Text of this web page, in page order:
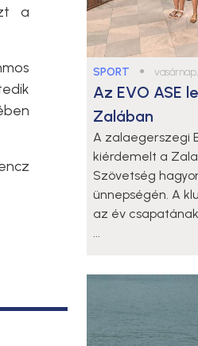
a
SPORT ●
Az EVO ASE
Zalában
A zalaegerszegi
kiérdemelt a
Szövetség
ünnepségén. A
az év
...